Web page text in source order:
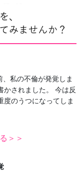
私の不倫が発覚しま
かされました。 今は反
度のうつになってしま
＞＞